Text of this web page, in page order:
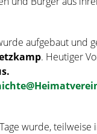
aufgebaut und
. Heutiger
wurde, teilweise